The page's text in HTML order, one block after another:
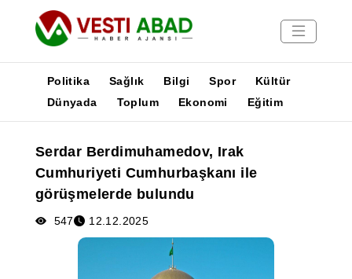
Yayınlar
Medya
Poster
Politika Sağlık Bilgi Spor
Kültür
Dünyada
Toplum Ekonomi Eğitim
Serdar Berdimuhamedov, Irak
Cumhuriyeti Cumhurbaşkanı ile
görüşmelerde bulundu
547 12.12.2025